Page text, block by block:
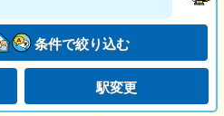
条件で絞り込む
駅変更